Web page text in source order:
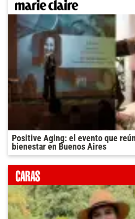
Positive Aging: el evento que
bienestar en Buenos Aires